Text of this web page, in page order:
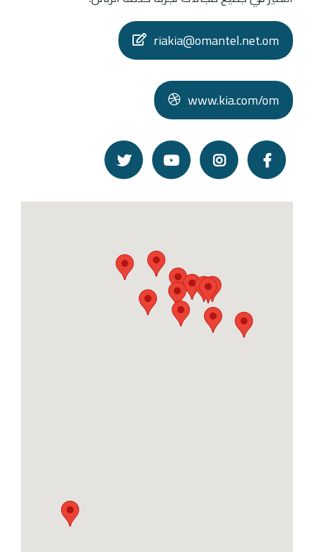
riakia@omantel.net.om
www.kia.com/om